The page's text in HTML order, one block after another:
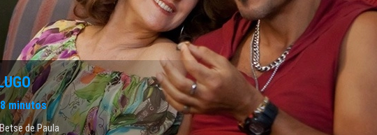
minutos
Betse de Paula